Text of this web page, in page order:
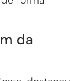
da